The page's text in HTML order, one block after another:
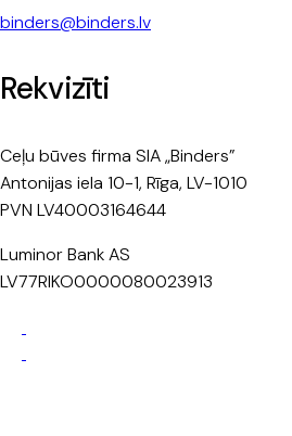
binders@binders.lv
Rekvizīti
Ceļu būves firma SIA „Binders”
Antonijas iela 10-1, Rīga, LV-1010
PVN LV40003164644
Luminor Bank AS
LV77RIKO0000080023913